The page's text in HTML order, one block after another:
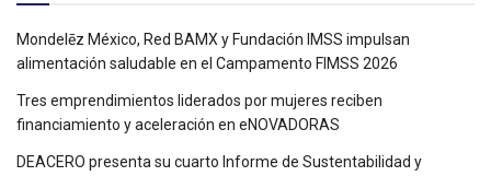
Mondelēz México, Red BAMX y Fundación IMSS impulsan
alimentación saludable en el Campamento FIMSS 2026
Tres emprendimientos liderados por mujeres reciben
financiamiento y aceleración en eNOVADORAS
DEACERO presenta su cuarto Informe de Sustentabilidad y